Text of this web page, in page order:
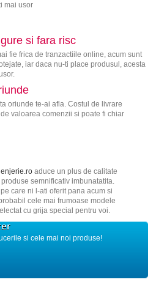
mai usor
si fara risc
fie frica de tranzactiile online, acum sunt
iar daca nu-ti place produsul, acesta
oriunde te-ai afla. Costul de livrare
valoarea comenzii si poate fi chiar
aduce un plus de calitate
semnificativ imbunatatita.
care ni l-ati oferit pana acum si
cele mai frumoase modele
cu grija special pentru voi.
si cele mai noi produse!